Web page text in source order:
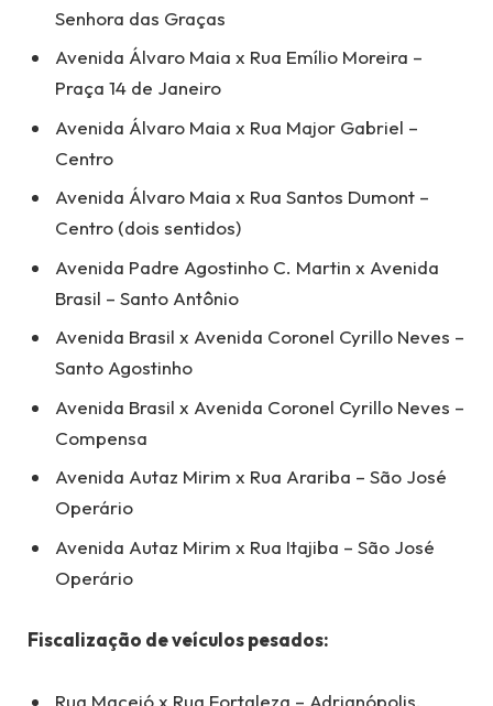
Senhora das Graças
Avenida Álvaro Maia x Rua Emílio Moreira –
Praça 14 de Janeiro
Avenida Álvaro Maia x Rua Major Gabriel –
Centro
Avenida Álvaro Maia x Rua Santos Dumont –
Centro (dois sentidos)
Avenida Padre Agostinho C. Martin x Avenida
Brasil – Santo Antônio
Avenida Brasil x Avenida Coronel Cyrillo Neves –
Santo Agostinho
Avenida Brasil x Avenida Coronel Cyrillo Neves –
Compensa
Avenida Autaz Mirim x Rua Arariba – São José
Operário
Avenida Autaz Mirim x Rua Itajiba – São José
Operário
Fiscalização de veículos pesados:
Rua Maceió x Rua Fortaleza – Adrianópolis.